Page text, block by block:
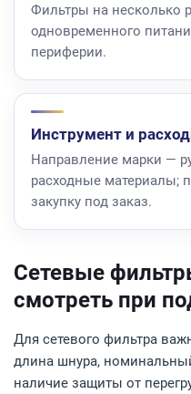
Фильтры на несколько
одновременного
периферии.
Инструмент и
Направление марки —
расходные материалы;
закупку под заказ.
Сетевые
смотреть при
Для сетевого фильтра
длина шнура,
наличие защиты от